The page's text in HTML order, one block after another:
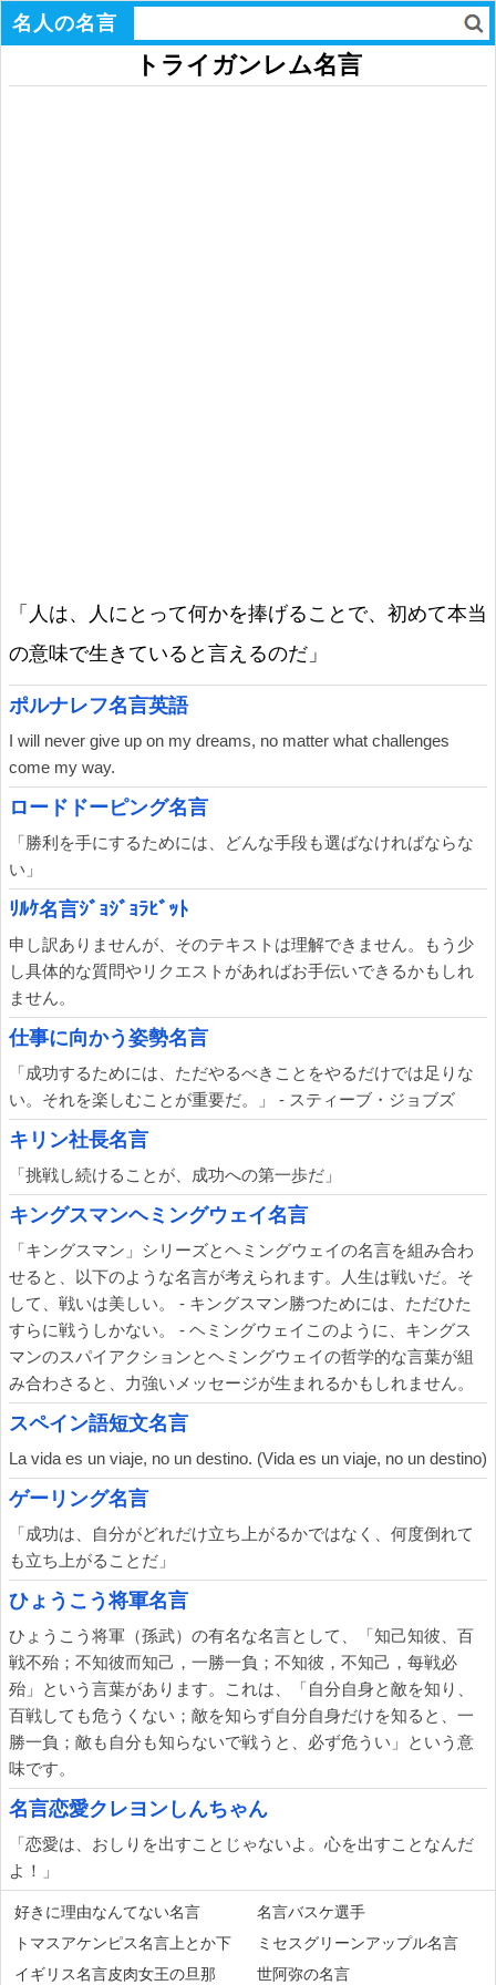
名人の名言
トライガンレム名言
「人は、人にとって何かを捧げることで、初めて本当
の意味で生きていると言えるのだ」
ポルナレフ名言英語
I will never give up on my dreams, no matter what challenges
come my way.
ロードドーピング名言
「勝利を手にするためには、どんな手段も選ばなければならな
い」
ﾘﾙｹ名言ｼﾞｮｼﾞｮﾗﾋﾞｯﾄ
申し訳ありませんが、そのテキストは理解できません。もう少
し具体的な質問やリクエストがあればお手伝いできるかもしれ
ません。
仕事に向かう姿勢名言
「成功するためには、ただやるべきことをやるだけでは足りな
い。それを楽しむことが重要だ。」 - スティーブ・ジョブズ
キリン社長名言
「挑戦し続けることが、成功への第一歩だ」
キングスマンヘミングウェイ名言
「キングスマン」シリーズとヘミングウェイの名言を組み合わ
せると、以下のような名言が考えられます。人生は戦いだ。そ
して、戦いは美しい。 - キングスマン勝つためには、ただひた
すらに戦うしかない。 - ヘミングウェイこのように、キングス
マンのスパイアクションとヘミングウェイの哲学的な言葉が組
み合わさると、力強いメッセージが生まれるかもしれません。
スペイン語短文名言
La vida es un viaje, no un destino. (Vida es un viaje, no un destino)
ゲーリング名言
「成功は、自分がどれだけ立ち上がるかではなく、何度倒れて
も立ち上がることだ」
ひょうこう将軍名言
ひょうこう将軍（孫武）の有名な名言として、「知己知彼、百
戦不殆；不知彼而知己，一勝一負；不知彼，不知己，每戦必
殆」という言葉があります。これは、「自分自身と敵を知り、
百戦しても危うくない；敵を知らず自分自身だけを知ると、一
勝一負；敵も自分も知らないで戦うと、必ず危うい」という意
味です。
名言恋愛クレヨンしんちゃん
「恋愛は、おしりを出すことじゃないよ。心を出すことなんだ
よ！」
好きに理由なんてない名言
トマスアケンピス名言上とか下
イギリス名言皮肉女王の旦那
名言バスケ選手
ミセスグリーンアップル名言
世阿弥の名言